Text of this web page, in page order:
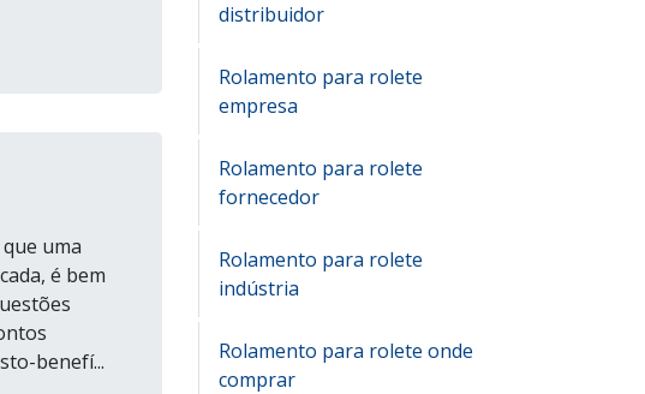
uma
é bem
benefí...
distribuidor
Rolamento para rolete
empresa
Rolamento para rolete
fornecedor
Rolamento para rolete
indústria
Rolamento para rolete onde
comprar